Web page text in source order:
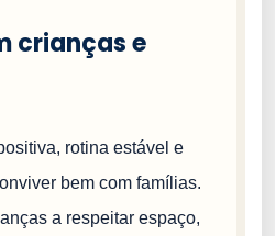
crianças e
rotina estável e
bem com famílias.
a respeitar espaço,